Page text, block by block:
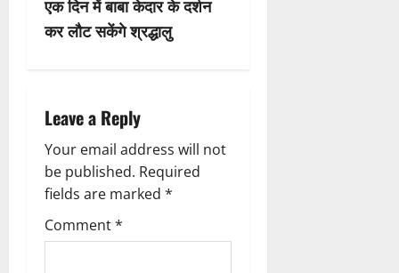
a
g
a
t
i
एक दिन में बाबा केदार के दर्शन
कर लौट सकेंगे श्रद्धालु
Leave a Reply
Your email address will not
be published. Required
fields are marked *
Comment*